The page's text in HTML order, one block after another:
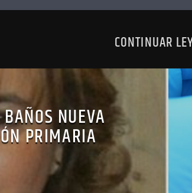
CONTINUAR
NUEVA
PRIMARIA